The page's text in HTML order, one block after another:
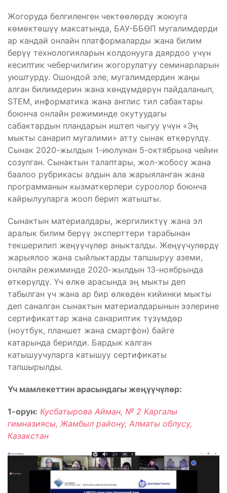
Жогоруда белгиленген чектөөлөрдү жоюуга
көмөктөшүү максатында, БАУ-ББӨП мугалимдерди
ар кандай онлайн платформаларды жана билим
берүү технологияларын колдонууга даярдоо үчүн
кесиптик чеберчилигин жогорулатуу семинарларын
уюштурду. Ошондой эле, мугалимдердин жаңы
алган билимдерин жана көндүмдөрүн пайдаланып,
STEM, информатика жана англис тил сабактары
боюнча онлайн режиминде окутуудагы
сабактардын пландарын иштеп чыгуу үчүн «Эң
мыкты санарип мугалими» атту сынак өткөрүлдү.
Сынак 2020-жылдын 1-июлунан 5-октябрына чейин
созулган. Сынактын талаптары, жол-жобосу жана
баалоо рубрикасы алдын ала жарыяланган жана
программанын кызматкерлери суроолор боюнча
кайрылууларга жооп берип жатышты.
Сынактын материалдары, жергиликтүү жана эл
аралык билим берүү эксперттери тарабынан
текшерилип жеңүүчүлөр аныкталды. Жеңүүчулөрдү
жарыялоо жана сыйлыктарды тапшыруу аземи,
онлайн режиминде 2020-жылдын 13-ноябрында
өткөрүлдү. Үч өлкө арасында эң мыкты деп
табылган үч жана ар бир өлкөдөн кийинки мыкты
деп саналган сынактын материалдарынын ээлерине
сертификаттар жана санариптик түзүмдөр
(ноутбук, планшет жана смартфон) байге
катарында берилди. Бардык калган
катышуучуларга катышуу сертификаты
тапшырылды.
Үч мамлекеттин арасындагы жеңүүчүлөр:
1-орун: Кусбатырова Айман, № 2 Каргалы
гимназиясы, Жамбыл району, Алматы облусу,
Казакстан